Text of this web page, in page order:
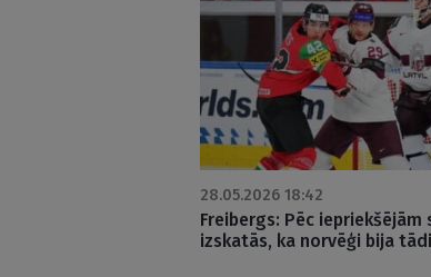
28.05.2026 18:42
Freibergs: Pēc iepriekšējām
izskatās, ka norvēģi bija